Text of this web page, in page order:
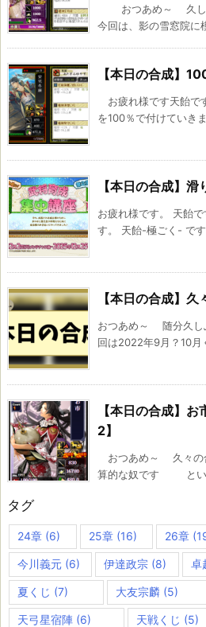
おつあめ～ 久し
今回は、影の雪窓院に
【本日の合成】
お疲れ様です天飴で
を100％で付けてい
【本日の合成】滑
お疲れ様です。 天
す。 天飴-極ごく- で
【本日の合成】久
おつあめ～ 随分久
回は2022年9月？10月
【本日の合成】
2】
おつあめ～ 久々の
算的な奴です とい
タグ
24章 (6) 25章(16) 26章
今川義元 (6) 伊達政宗 (8) 卓
夏くじ (7) 大友宗麟 (5)
天弓星宿陣 (6) 天戦くじ (5)